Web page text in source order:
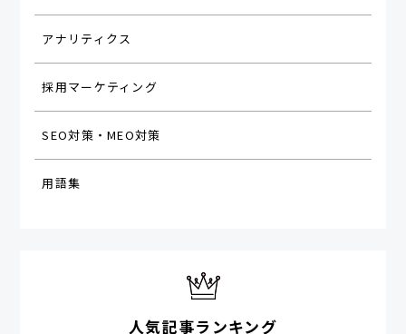
アナリティクス
採用マーケティング
SEO対策・MEO対策
用語集
人気記事ランキング